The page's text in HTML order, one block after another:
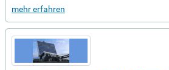
mehr erfahren